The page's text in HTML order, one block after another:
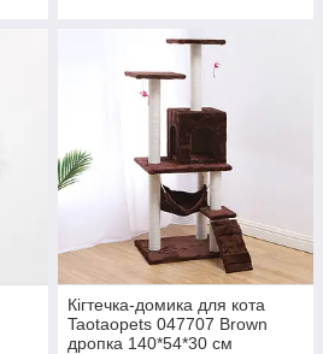
Кігтечка-домика для кота
Taotaopets 047707 Brown
дропка 140*54*30 см